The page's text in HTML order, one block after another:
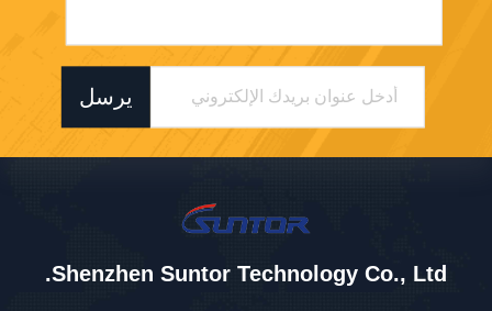
يرسل
Shenzhen Suntor Technology Co., Ltd.